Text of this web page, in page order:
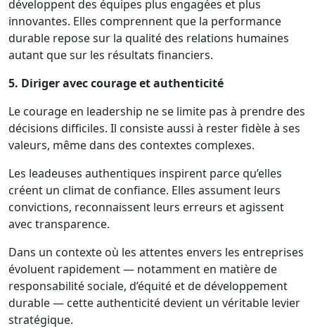
développent des équipes plus engagées et plus
innovantes. Elles comprennent que la performance
durable repose sur la qualité des relations humaines
autant que sur les résultats financiers.
5. Diriger avec courage et authenticité
Le courage en leadership ne se limite pas à prendre des
décisions difficiles. Il consiste aussi à rester fidèle à ses
valeurs, même dans des contextes complexes.
Les leadeuses authentiques inspirent parce qu’elles
créent un climat de confiance. Elles assument leurs
convictions, reconnaissent leurs erreurs et agissent
avec transparence.
Dans un contexte où les attentes envers les entreprises
évoluent rapidement — notamment en matière de
responsabilité sociale, d’équité et de développement
durable — cette authenticité devient un véritable levier
stratégique.